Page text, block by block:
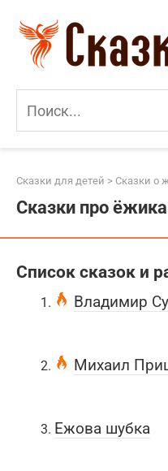
контенту
Сказки для детей > Сказки о
Сказки про ёжика
Список сказок и
Владимир
Михаил
Ежова шубка